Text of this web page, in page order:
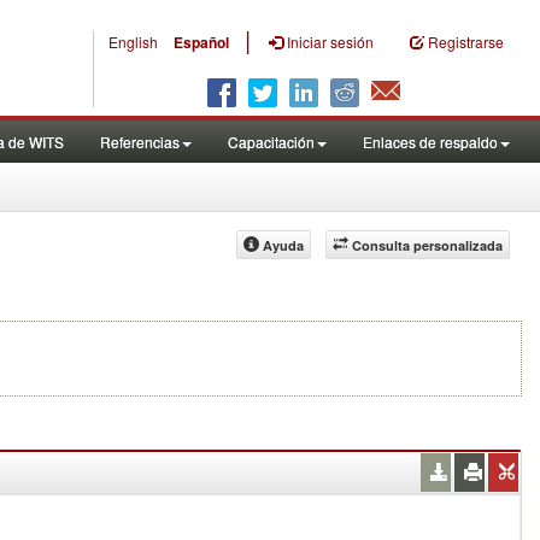
English Español | Iniciar sesión Registrarse
de WITS Referencias Capacitación Enlaces de respaldo
Consulta personalizada
Ayuda